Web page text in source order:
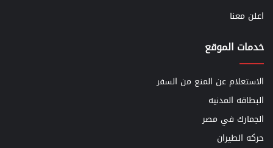
اعلن معنا
خدمات الموقع
الاستعلام عن المنع من السفر
البطاقه المدنيه
الجمارك في مصر
حركه الطيران